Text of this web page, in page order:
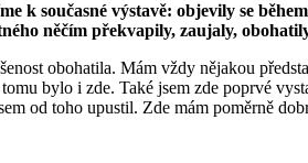
k současné výstavě: objevily se
něčím překvapily, zaujaly,
obohatila. Mám vždy nějakou
bylo i zde. Také jsem zde poprvé
od toho upustil. Zde mám poměrně